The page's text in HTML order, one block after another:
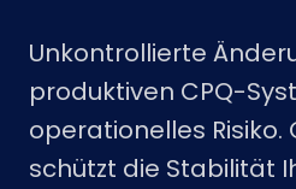
Unkontrollierte
produktiven CPQ-
operationelles Risiko.
schützt die Stabilität